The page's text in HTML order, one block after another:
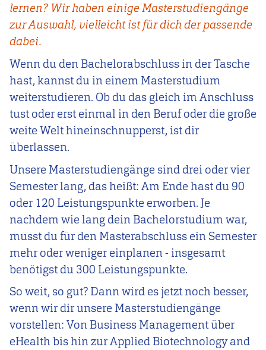
lernen? Wir haben einige Masterstudiengänge
zur Auswahl, vielleicht ist für dich der passende
dabei.
Wenn du den Bachelorabschluss in der Tasche
hast, kannst du in einem Masterstudium
weiterstudieren. Ob du das gleich im Anschluss
tust oder erst einmal in den Beruf oder die große
weite Welt hineinschnupperst, ist dir
überlassen.
Unsere Masterstudiengänge sind drei oder vier
Semester lang, das heißt: Am Ende hast du 90
oder 120 Leistungspunkte erworben. Je
nachdem wie lang dein Bachelorstudium war,
musst du für den Masterabschluss ein Semester
mehr oder weniger einplanen - insgesamt
benötigst du 300 Leistungspunkte.
So weit, so gut? Dann wird es jetzt noch besser,
wenn wir dir unsere Masterstudiengänge
vorstellen: Von Business Management über
eHealth bis hin zur Applied Biotechnology and